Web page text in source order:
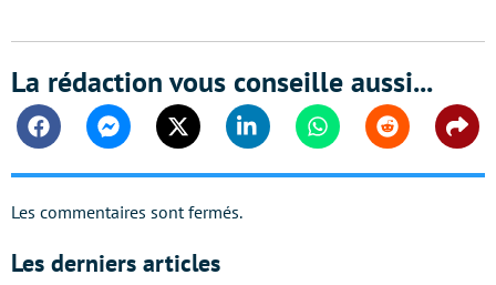
La rédaction vous conseille aussi...
FacebookMessengerTwitter Linkedin WhatsappReddit
Les commentaires sont fermés.
Les derniers articles